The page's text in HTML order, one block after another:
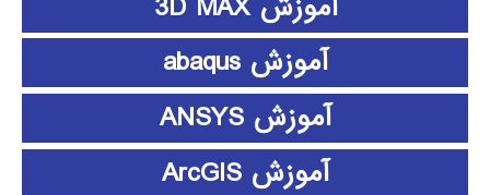
آموزش abaqus
آموزش ANSYS
آموزش ArcGIS